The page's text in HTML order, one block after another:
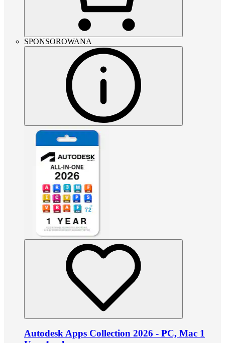
SPONSOROWANA
Autodesk Apps Collection 2026 - PC, Mac 1